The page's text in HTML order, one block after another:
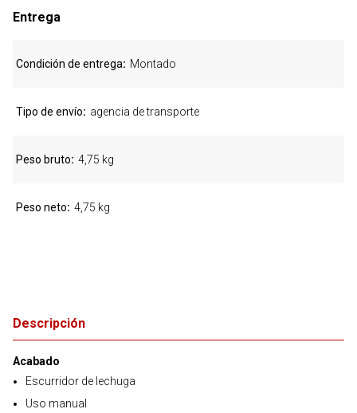
Descripción
Acabado
Escurridor de lechuga
Uso manual
Entrega
Condición de entrega Montado
Tipo de envío agencia de transporte
Peso bruto 4,75 kg
Peso neto 4,75 kg